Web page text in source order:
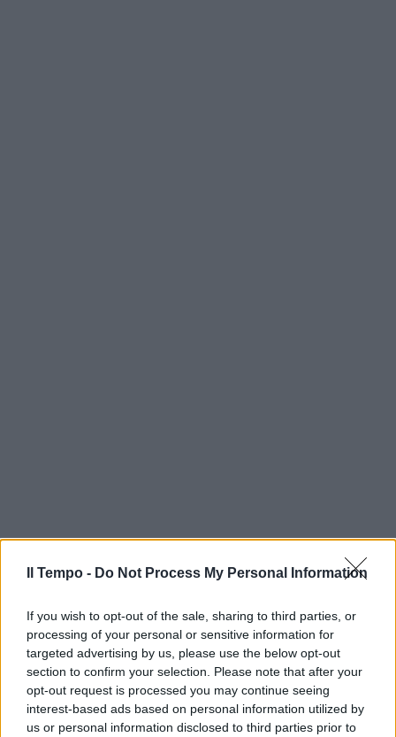
Il Tempo - Do Not Process My Personal Information
If you wish to opt-out of the sale, sharing to third parties, or
processing of your personal or sensitive information for
targeted advertising by us, please use the below opt-out
section to confirm your selection. Please note that after your
opt-out request is processed you may continue seeing
interest-based ads based on personal information utilized by
us or personal information disclosed to third parties prior to